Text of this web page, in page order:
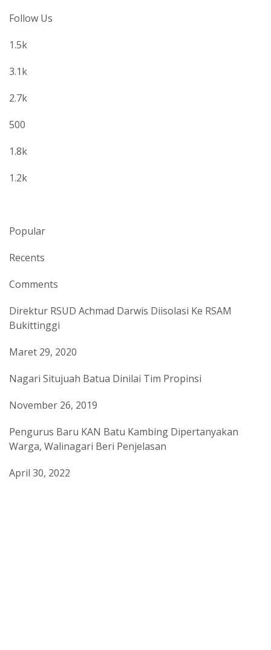
Follow Us
1.5k
3.1k
2.7k
500
1.8k
1.2k
Popular
Recents
Comments
Direktur RSUD Achmad Darwis Diisolasi Ke RSAM
Bukittinggi
Maret 29, 2020
Nagari Situjuah Batua Dinilai Tim Propinsi
November 26, 2019
Pengurus Baru KAN Batu Kambing Dipertanyakan
Warga, Walinagari Beri Penjelasan
April 30, 2022